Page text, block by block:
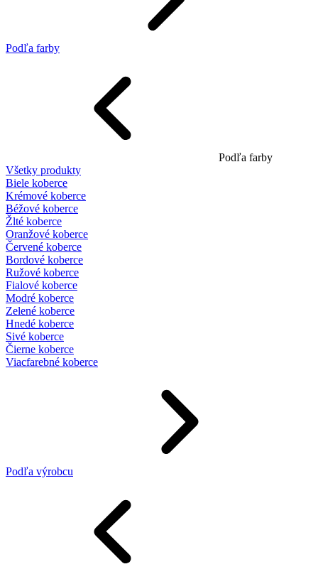
Podľa farby
Podľa farby
Všetky produkty
Biele koberce
Krémové koberce
Béžové koberce
Žlté koberce
Oranžové koberce
Červené koberce
Bordové koberce
Ružové koberce
Fialové koberce
Modré koberce
Zelené koberce
Hnedé koberce
Sivé koberce
Čierne koberce
Viacfarebné koberce
Podľa výrobcu